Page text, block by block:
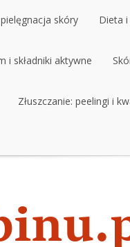
skóry
skóry
Dieta
Dieta
i składniki aktywne
i składniki aktywne
Złuszczanie: peelingi i